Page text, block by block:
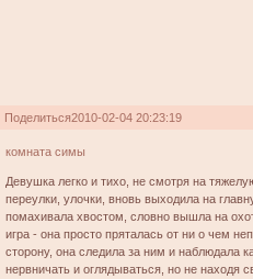
Поделиться2010-02-04 20:23:19
комната симы
Девушка легко и тихо, не смотря на
переулки, улочки, вновь выходила на
помахивала хвостом, словно вышла на
игра - она просто пряталась от ни о чем
сторону, она следила за ним и наблюдала
нервничать и оглядываться, но не находя